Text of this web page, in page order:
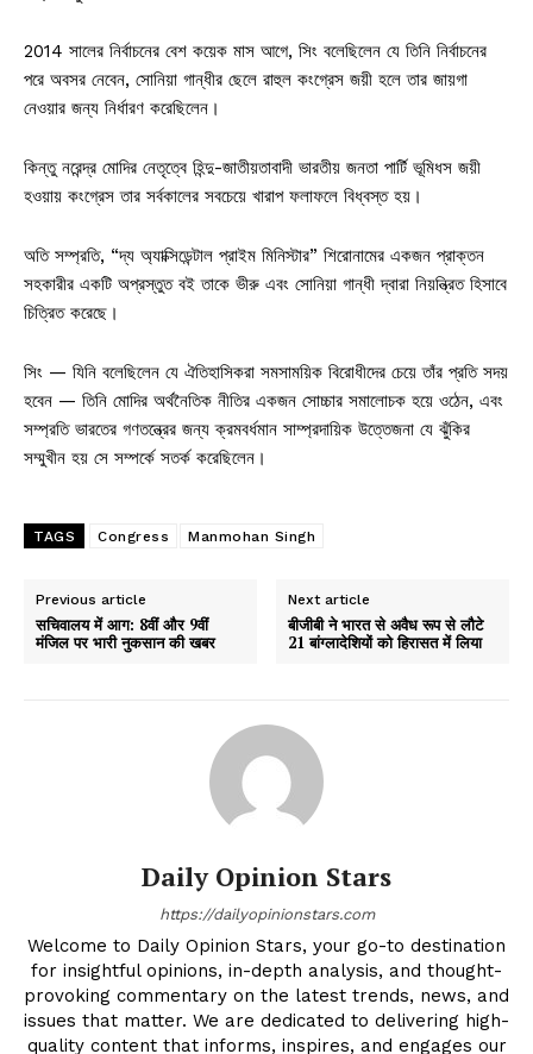
2014 সালের নির্বাচনের বেশ কয়েক মাস আগে, সিং বলেছিলেন যে তিনি নির্বাচনের
পরে অবসর নেবেন, সোনিয়া গান্ধীর ছেলে রাহুল কংগ্রেস জয়ী হলে তার জায়গা
নেওয়ার জন্য নির্ধারণ করেছিলেন।
কিন্তু নরেন্দ্র মোদির নেতৃত্বে হিন্দু-জাতীয়তাবাদী ভারতীয় জনতা পার্টি ভূমিধস জয়ী
হওয়ায় কংগ্রেস তার সর্বকালের সবচেয়ে খারাপ ফলাফলে বিধ্বস্ত হয়।
অতি সম্প্রতি, “দ্য অ্যাক্সিডেন্টাল প্রাইম মিনিস্টার” শিরোনামের একজন প্রাক্তন
সহকারীর একটি অপ্রস্তুত বই তাকে ভীরু এবং সোনিয়া গান্ধী দ্বারা নিয়ন্ত্রিত হিসাবে
চিত্রিত করেছে।
সিং — যিনি বলেছিলেন যে ঐতিহাসিকরা সমসাময়িক বিরোধীদের চেয়ে তাঁর প্রতি সদয়
হবেন — তিনি মোদির অর্থনৈতিক নীতির একজন সোচ্চার সমালোচক হয়ে ওঠেন, এবং
সম্প্রতি ভারতের গণতন্ত্রের জন্য ক্রমবর্ধমান সাম্প্রদায়িক উত্তেজনা যে ঝুঁকির
সম্মুখীন হয় সে সম্পর্কে সতর্ক করেছিলেন।
TAGS Congress Manmohan Singh
Previous article
सचिवालय में आग: 8वीं और 9वीं
मंजिल पर भारी नुकसान की खबर
Next article
बीजीबी ने भारत से अवैध रूप से लौटे
21 बांग्लादेशियों को हिरासत में लिया
Daily Opinion Stars
https://dailyopinionstars.com
Welcome to Daily Opinion Stars, your go-to destination
for insightful opinions, in-depth analysis, and thought-
provoking commentary on the latest trends, news, and
issues that matter. We are dedicated to delivering high-
quality content that informs, inspires, and engages our